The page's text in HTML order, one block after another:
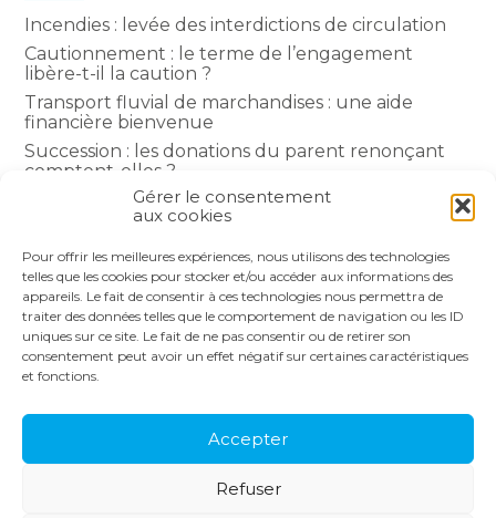
Gérer le consentement
aux cookies
Pour offrir les meilleures expériences, nous utilisons des technologies
telles que les cookies pour stocker et/ou accéder aux informations des
appareils. Le fait de consentir à ces technologies nous permettra de
traiter des données telles que le comportement de navigation ou les ID
uniques sur ce site. Le fait de ne pas consentir ou de retirer son
consentement peut avoir un effet négatif sur certaines caractéristiques
et fonctions.
Accepter
Refuser
Incendies : levée des interdictions de circulation
Cautionnement : le terme de l’engagement
libère-t-il la caution ?
Transport fluvial de marchandises : une aide
financière bienvenue
Succession : les donations du parent renonçant
comptent-elles ?
Encadrement des loyers : une année de plus
COMMENTAIRES RÉCENTS
Principale
NOS SOLUTIONS
ACTUALITÉS
RECRUTEMENT
CONTACT